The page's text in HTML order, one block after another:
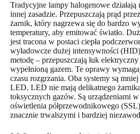
Tradycyjne lampy halogenowe działają
innej zasadzie. Przepuszczają prąd
żarnik, który nagrzewa się do bardzo
temperatury, aby emitować światło.
jest tracona w postaci ciepła
wyładowcze dużej intensywności
metodę – przepuszczają łuk
wypełnioną gazem. Te oprawy
czasu rozgrzania. Oba systemy są
LED. LED nie mają delikatnego
toksycznych gazów. Są urządzeniami
oświetlenia półprzewodnikowego
znacznie trwalszymi i bardziej